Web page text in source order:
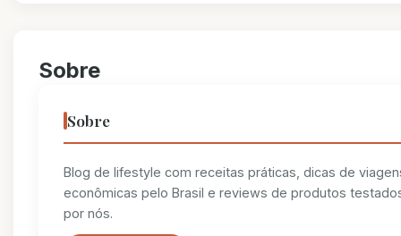
Sobre
Sobre
Blog de lifestyle com receitas práticas, dicas de
econômicas pelo Brasil e reviews de produtos
por nós.